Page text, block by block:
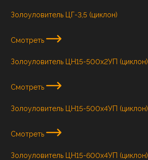
Золоуловитель ЦГ-3,5 (циклон)
Смотреть
Золоуловитель ЦН15-500х2УП (циклон)
Смотреть
Золоуловитель ЦН15-500х4УП (циклон)
Смотреть
Золоуловитель ЦН15-600х4УП (циклон)